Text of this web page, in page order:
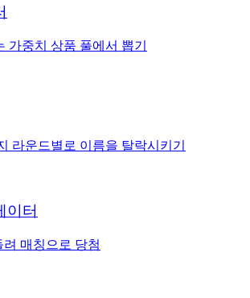
가중치 상품 풀에서 뽑기
라운드별로 이름을 탈락시키기
이터
매칭으로 당첨